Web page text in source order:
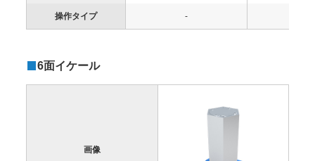
操作タイプ -
6面イケール
画像